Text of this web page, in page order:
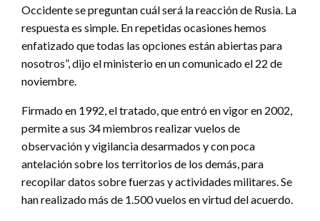
Occidente se preguntan cuál será la reacción de Rusia. La
respuesta es simple. En repetidas ocasiones hemos
enfatizado que todas las opciones están abiertas para
nosotros”, dijo el ministerio en un comunicado el 22 de
noviembre.
Firmado en 1992, el tratado, que entró en vigor en 2002,
permite a sus 34 miembros realizar vuelos de
observación y vigilancia desarmados y con poca
antelación sobre los territorios de los demás, para
recopilar datos sobre fuerzas y actividades militares. Se
han realizado más de 1.500 vuelos en virtud del acuerdo.